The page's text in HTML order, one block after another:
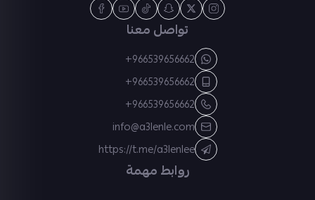
روابط مهمة
تواصل معنا
+966539656662
+966539656662
+966539656662
info@a3lenle.com
https://t.me/a3lenlee